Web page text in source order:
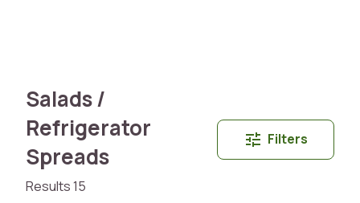
Salads /
Refrigerator
Spreads
Results 15
Filters